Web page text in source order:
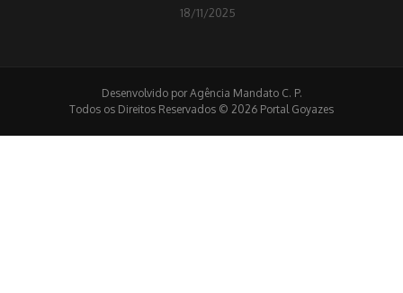
18/11/2025
Desenvolvido por Agência Mandato C. P.
Todos os Direitos Reservados © 2026 Portal Goyazes